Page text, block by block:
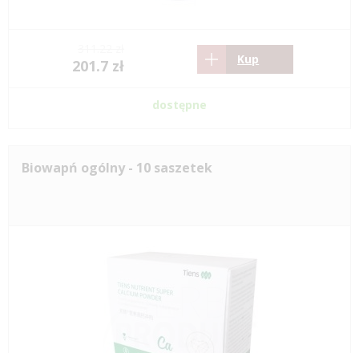
201.7 zł Kup
dostępne
Biowapń ogólny - 10 saszetek